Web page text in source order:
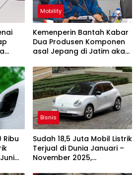
Mobility
Kemenperin Bantah Kabar
Dua Produsen Komponen
asal Jepang di Jatim akan
Ribu
Bisnis
Sudah 18,5 Juta Mobil Listrik
Terjual di Dunia Januari –
November 2025,